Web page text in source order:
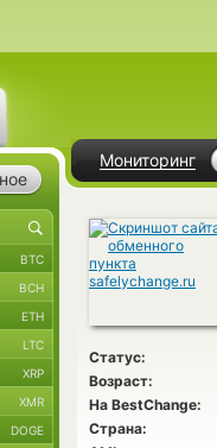
Мониторинг
Статус:
Возраст:
На BestChange:
Страна:
BTC
BCH
ETH
LTC
XRP
XMR
DOGE